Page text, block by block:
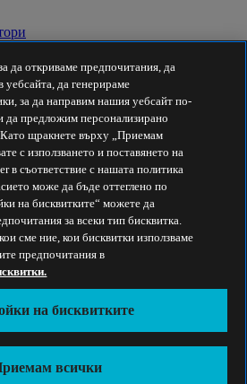
отговорност
на продукта
да откриваме предпочитания, да
уебсайта, да генерираме
за да направим нашия уебсайт по-
да предложим персонализирано
щракнете върху „Приемам
с използването и поставянето на
в съответствие с нашата политика
може да бъде оттеглено по
на бисквитките“ можете да
за всеки тип бисквитка.
сме ние, кои бисквитки използваме
предпочитания в
на бисквитките
всички